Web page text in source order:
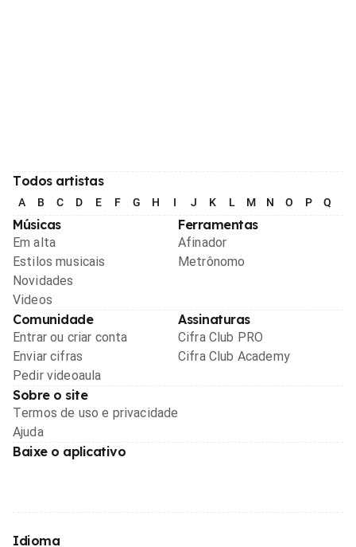
Todos artistas
A B C D E F G H I J K L M N O P Q
Músicas
Em alta
Estilos musicais
Novidades
Videos
Ferramentas
Afinador
Metrônomo
Comunidade
Entrar ou criar conta
Enviar cifras
Pedir videoaula
Assinaturas
Cifra Club PRO
Cifra Club Academy
Sobre o site
Termos de uso e privacidade
Ajuda
Baixe o aplicativo
Idioma